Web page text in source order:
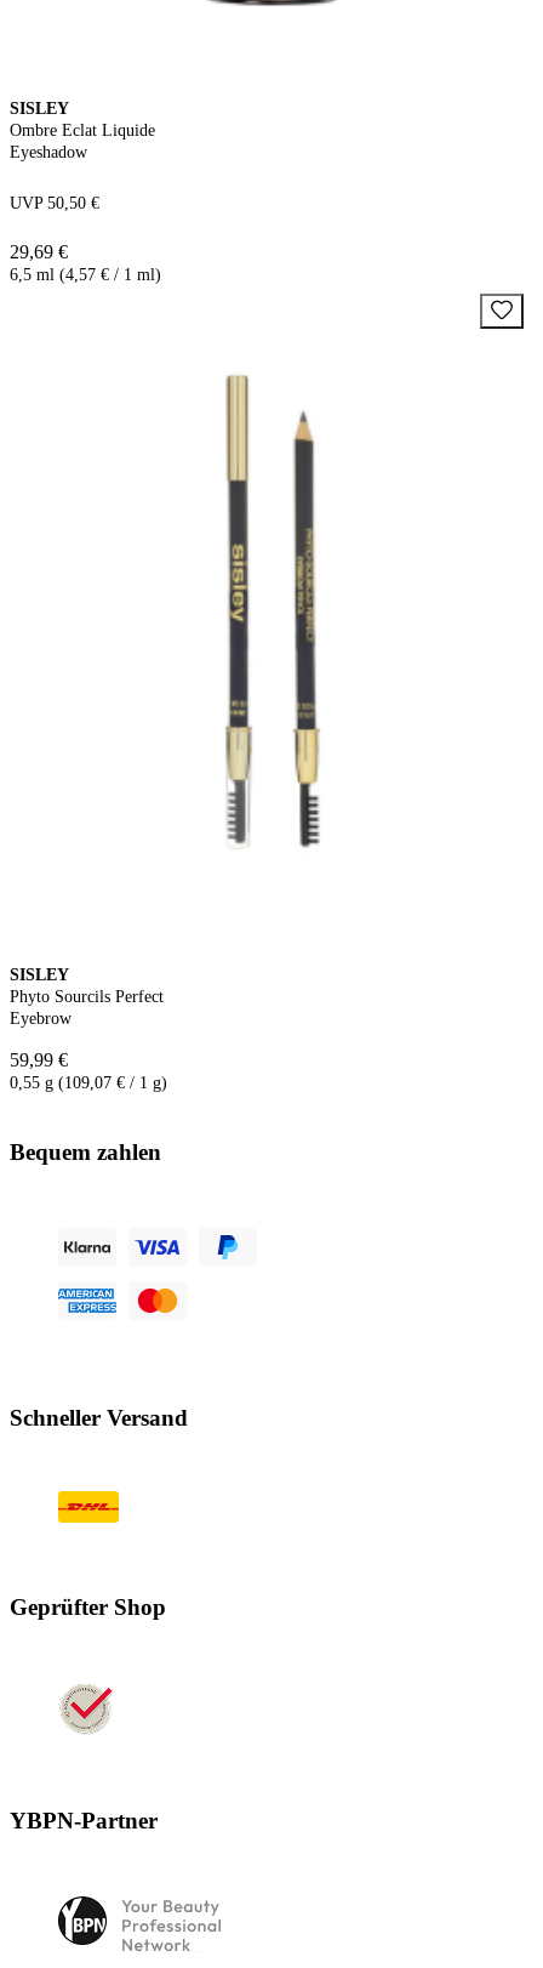
SISLEY
Ombre Eclat Liquide
Eyeshadow
UVP 50,50 €
29,69 €
6,5 ml (4,57 € / 1 ml)
SISLEY
Phyto Sourcils Perfect
Eyebrow
59,99 €
0,55 g (109,07 € / 1 g)
Bequem zahlen
Schneller Versand
Geprüfter Shop
YBPN-Partner